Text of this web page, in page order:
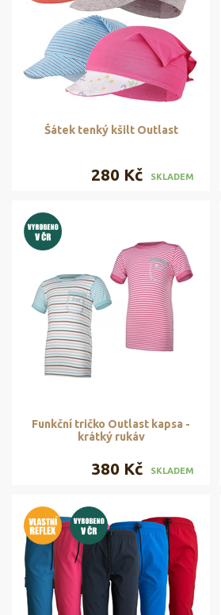
Šátek tenký kšilt Outlast
280 Kč SKLADEM
Funkční tričko Outlast kapsa -
krátký rukáv
380 Kč SKLADEM